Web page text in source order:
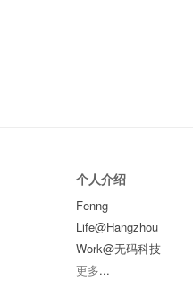
个人介绍
Fenng
Life@Hangzhou
Work@无码科技
更多...